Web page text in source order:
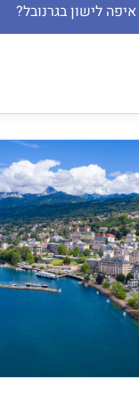
איפה לישון בגרנובל?